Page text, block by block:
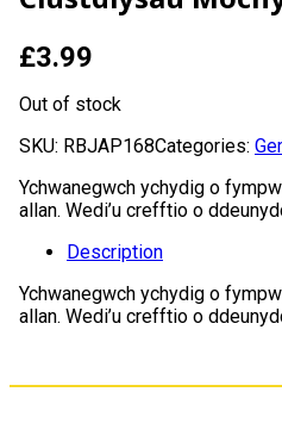
£3.99
Out of stock
SKU: RBJAP168Categories:
Ychwanegwch ychydig o
allan. Wedi’u crefftio o
Description
Ychwanegwch ychydig o
allan. Wedi’u crefftio o